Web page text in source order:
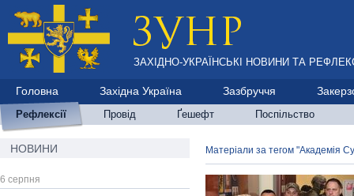
ЗАХІДНО-УКРАЇНСЬКІ НОВИНИ ТА
Головна Західна Україна Зазбруччя
Рефлексії Провід Ґешефт Поспільство
НОВИНИ
6 серпня
Матеріали за тегом "Академія